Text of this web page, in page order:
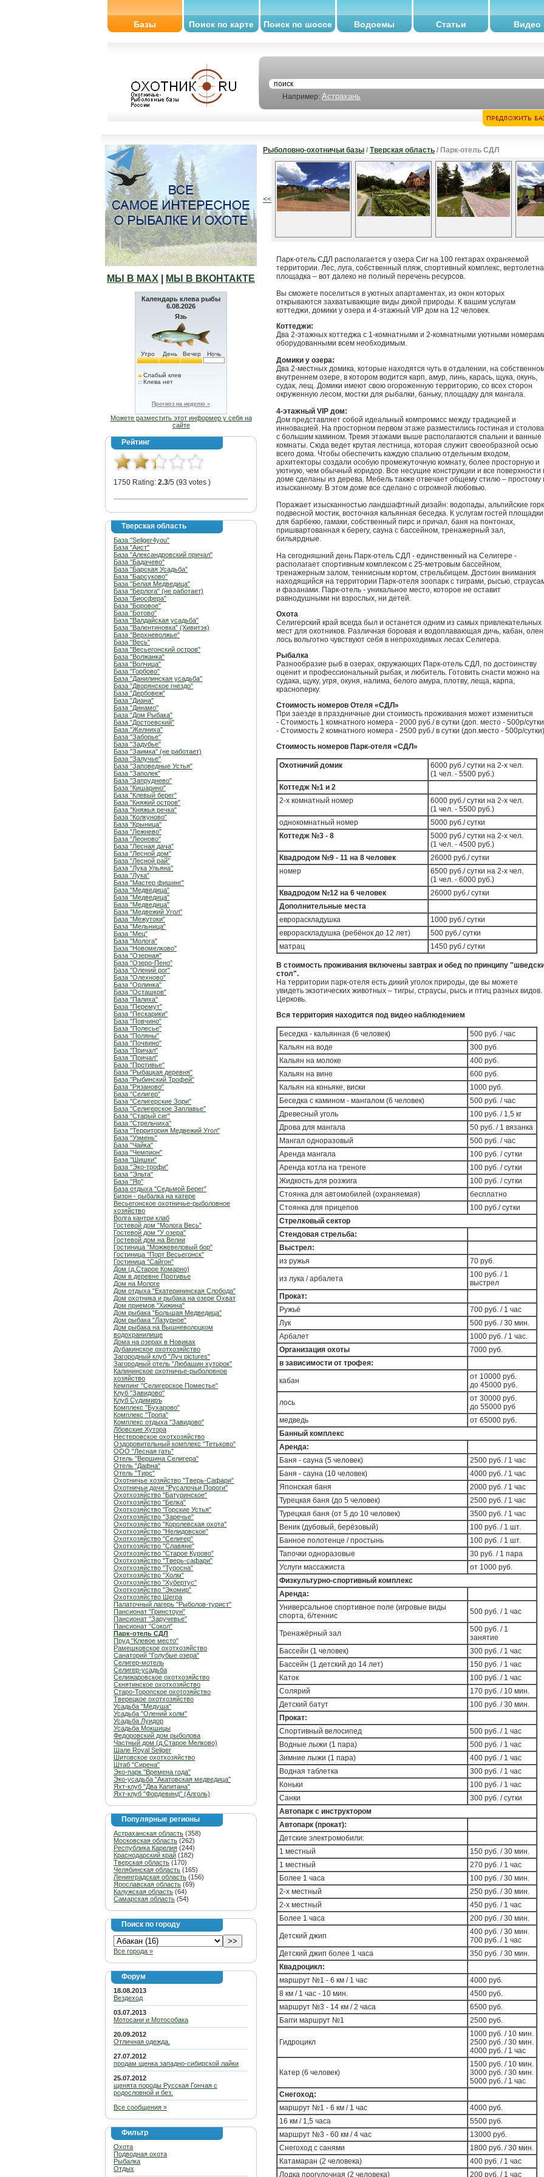
Базы Поиск по карте Поиск по шоссе Водоемы Статьи Видео
Например: Астрахань
МЫ В МАХ МЫ В ВКОНТАКТЕ
Календарь клева рыбы
6.08.2026
Язь
Утро День Вечер Ночь
Слабый клев
Клева нет
Прогноз на неделю »
Можете разместить этот информер у себя на
сайте
Рейтинг
1750 Rating: 2.3/5 (93 votes )
Тверская область
База "Seliger4you"
База "Аист"
База "Александровский причал"
База "Бадачево"
База "Барская Усадьба"
База "Барсуково"
База "Белая Медведица"
База "Берлога" (не работает)
База "Биосфера"
База "Боровое"
База "Ботово"
База "Валдайская усадьба"
База "Валентиновка" (Хивитэк)
База "Верхневолжье"
База "Весь"
База "Весьегонский остров"
База "Волжанка"
База "Волчица"
База "Горбово"
База "Данилинская усадьба"
База "Дворянское гнездо"
База "Дербовеж"
База "Диана"
База "Динамо"
База "Дом Рыбака"
База "Достоевский"
База "Желниха"
База "Заборье"
База "Задубье"
База "Заимка" (не работает)
База "Залучье"
База "Заповедные Устья"
База "Заполек"
База "Запруднево"
База "Кишарино"
База "Клевый берег"
База "Княжий остров"
База "Княжья речка"
База "Колкуново"
База "Крыница"
База "Лежнево"
База "Леоново"
База "Лесная дача"
База "Лесной дом"
База "Лесной рай"
База "Лука Ульяна"
База "Лука"
База "Мастер фишинг"
База "Медведица"
База "Медведица"
База "Медведица"
База "Медвежий Угол"
База "Межутоки"
База "Мельница"
База "Мец"
База "Молога"
База "Новомелково"
База "Озерная"
База "Озеро-Пено"
База "Олений рог"
База "Олехново"
База "Орлинка"
База "Осташков"
База "Палиха"
База "Перемут"
База "Пескарики"
База "Повчино"
База "Полесье"
База "Поляны"
База "Почвино"
База "Причал"
База "Причал"
База "Противье"
База "Рыбацкая деревня"
База "Рыбинский Трофей"
База "Рязаново"
База "Селигер"
База "Селигерские Зори"
База "Селигерское Заплавье"
База "Старый сиг"
База "Стрельчиха"
База "Территория Медвежий Угол"
База "Узмень"
База "Чайка"
База "Чемпион"
База "Шишки"
База "Эко-трофи"
База "Эльта"
База "Яр"
База отдыха "Седьмой Берег"
Бизон - рыбалка на катере
Весьегонское охотничье-рыболовное
хозяйство
Волга кантри клаб
Гостевой дом "Молога Весь"
Гостевой дом "У озера"
Гостевой дом на Велии
Гостиница "Можжевеловый бор"
Гостиница "Порт Весьегонск"
Гостиница "Сайгон"
Дом (д.Старое Комарно)
Дом в деревне Противье
Дом на Мологе
Дом отдыха "Екатерининская Слобода"
Дом охотника и рыбака на озере Охват
Дом приемов "Хижина"
Дом рыбака "Большая Медведица"
Дом рыбака "Лазурное"
Дом рыбака на Вышневолоцком
водохранилище
Дома на озерах в Новиках
Дубакинское охотхозяйство
Загородный клуб "Луч pictures"
Загородный отель "Любашин хуторок"
Калининское охотничье-рыболовное
хозяйство
Кемпинг "Селигерское Поместье"
Клуб "Завидово"
Клуб Судимиръ
Комплекс "Бухарово"
Комплекс "Тропа"
Комплекс отдыха "Завидово"
Лбовские Хутора
Нестеровское охотхозяйство
Оздоровительный комплекс "Тетьково"
ООО "Лесная гать"
Отель "Вершина Селигера"
Отель "Дафна"
Отель "Тирс"
Охотничье хозяйство "Тверь-Сафари"
Охотничьи дачи "Русалочьи Пороги"
Охотхозяйство "Батуринское"
Охотхозяйство "Белка"
Охотхозяйство "Горские Устья"
Охотхозяйство "Заречье"
Охотхозяйство "Королевская охота"
Охотхозяйство "Нелидовское"
Охотхозяйство "Селигер"
Охотхозяйство "Славяне"
Охотхозяйство "Старое Курово"
Охотхозяйство "Тверь-сафари"
Охотхозяйство "Туросна"
Охотхозяйство "Холм"
Охотхозяйство "Хубертус"
Охотхозяйство "Экомир"
Охотхозяйство Шегра
Палаточный лагерь "Рыболов-турист"
Пансионат "Гринстоун"
Пансионат "Заручевье"
Пансионат "Сокол"
Парк-отель СДЛ
Пруд "Клевое место"
Рамешковское охотхозяйство
Санаторий "Голубые озера"
Селигер-мотель
Селигер-усадьба
Селижаровское охотхозяйство
Скнятинское охотхозяйство
Старо-Торопское охотозяйство
Тверецкое охотхозяйство
Усадьба "Медуша"
Усадьба "Олений холм"
Усадьба Луидор
Усадьба Мокшицы
Федоровский дом рыболова
Частный дом (д.Старое Мелково)
Шале Royal Seliger
Шитовское охотхозяйство
Штаб "Сирена"
Эко-парк "Времена года"
Эко-усадьба "Акатовская медведица"
Яхт-клуб "Два Капитана"
Яхт-клуб "Фордевинд" (Алголь)
Популярные регионы
Астраханская область (358)
Московская область (262)
Республика Карелия (244)
Краснодарский край (182)
Тверская область (170)
Челябинская область (165)
Ленинградская область (156)
Ярославская область (69)
Калужская область (64)
Самарская область (54)
Поиск по городу
Все города »
Форум
18.08.2013
Вездеход
03.07.2013
Мотосани и Мотособака
20.09.2012
Отличная одежда.
27.07.2012
продам щенка западно-сибирской лайки
25.07.2012
щенята породы Русская Гончая с
родословной и без.
Все сообщения »
Фильтр
Охота
Подводная охота
Рыбалка
Отдых
Рыболовно-охотничьи базы / Тверская область / Парк-отель СДЛ
<<
Парк-отель СДЛ располагается у озера Сиг на 100 гектарах охраняемой
территории. Лес, луга, собственный пляж, спортивный комплекс,
площадка – вот далеко не полный перечень ресурсов.
Вы сможете поселиться в уютных апартаментах, из окон которых
открываются захватывающие виды дикой природы. К вашим услугам
коттеджи, домики у озера и 4-этажный VIP дом на 12 человек.
Коттеджи:
Два 2-этажных коттеджа с 1-комнатными и 2-комнатными уютными
оборудованными всем необходимым.
Домики у озера:
Два 2-местных домика, которые находятся чуть в отдалении, на
внутреннем озере, в котором водится карп, амур, линь, карась, щука, окунь,
судак, лещ. Домики имеют свою огороженную территорию, со всех сторон
окруженную лесом, мостки для рыбалки, баньку, площадку для мангала.
4-этажный VIP дом:
Дом представляет собой идеальный компромисс между традицией и
инновацией. На просторном первом этаже разместились гостиная и
с большим камином. Тремя этажами выше располагаются спальни и ванные
комнаты. Сюда ведет крутая лестница, которая служит своеобразной осью
всего дома. Чтобы обеспечить каждую спальню отдельным входом,
архитекторы создали особую промежуточную комнату, более просторную и
уютную, чем обычный коридор. Все несущие конструкции и все поверхности
доме сделаны из дерева. Мебель также отвечает общему стилю – простому
изысканному. В этом доме все сделано с огромной любовью.
Поражает изысканностью ландшафтный дизайн: водопады, альпийские
подвесной мостик, восточная кальянная беседка. К услугам гостей площадки
для барбекю, гамаки, собственный пирс и причал, баня на понтонах,
пришвартованная к берегу, сауна с бассейном, тренажерный зал,
бильярдные.
На сегодняшний день Парк-отель СДЛ - единственный на Селигере -
располагает спортивным комплексом с 25-метровым бассейном,
тренажерным залом, теннисным кортом, стрельбищем. Достоин внимания
находящийся на территории Парк-отеля зоопарк с тиграми, рысью,
и фазанами. Парк-отель - уникальное место, которое не оставит
равнодушными ни взрослых, ни детей.
Охота
Селигерский край всегда был и останется одним из самых привлекательных
мест для охотников. Различная боровая и водоплавающая дичь, кабан,
лось вольготно чувствуют себя в непроходимых лесах Селигера.
Рыбалка
Разнообразие рыб в озерах, окружающих Парк-отель СДЛ, по достоинству
оценит и профессиональный рыбак, и любитель. Готовить снасти можно на
судака, щуку, угря, окуня, налима, белого амура, плотву, леща, карпа,
красноперку.
Стоимость номеров Отеля «СДЛ»
При заезде в праздничные дни стоимость проживания может измениться
- Стоимость 1 комнатного номера - 2000 руб./ в сутки (доп. место - 500р/
- Стоимость 2 комнатного номера - 2500 руб./ в сутки (доп.место - 500р/сутки)
Стоимость номеров Парк-отеля «СДЛ»
Охотничий домик
6000 руб./ сутки на 2-х чел.
(1 чел. - 5500 руб.)
Коттедж №1 и 2
2-х комнатный номер
6000 руб./ сутки на 2-х чел.
(1 чел. - 5500 руб.)
однокомнатный номер
5000 руб./ сутки
Коттедж №3 - 8
5000 руб./ сутки на 2-х чел.
(1 чел. - 4500 руб.)
Квадродом №9 - 11 на 8 человек
26000 руб./ сутки
номер
6500 руб./ сутки на 2-х чел.
(1 чел. - 6000 руб.)
Квадродом №12 на 6 человек
26000 руб./ сутки
Дополнительные места
еврораскладушка
1000 руб./ сутки
еврораскладушка (ребёнок до 12 лет)
500 руб./ сутки
матрац
1450 руб./ сутки
В стоимость проживания включены завтрак и обед по принципу
стол".
На территории парк-отеля есть дикий уголок природы, где вы можете
увидеть экзотических животных – тигры, страусы, рысь и птиц разных видов.
Церковь.
Вся территория находится под видео наблюдением
Беседка - кальянная (6 человек)
500 руб. / час
Кальян на воде
300 руб.
Кальян на молоке
400 руб.
Кальян на вине
600 руб.
Кальян на коньяке, виски
1000 руб.
Беседка с камином - мангалом (6 человек)
500 руб. / час
Древесный уголь
100 руб. / 1,5 кг
Дрова для мангала
50 руб. / 1 вязанка
Мангал одноразовый
500 руб. / час
Аренда мангала
100 руб. / сутки
Аренда котла на треноге
100 руб. / сутки
Жидкость для розжига
100 руб. / сутки
Стоянка для автомобилей (охраняемая)
бесплатно
Стоянка для прицепов
100 руб./ сутки
Стрелковый сектор
Стендовая стрельба:
Выстрел:
из ружья
70 руб.
из лука / арбалета
100 руб. / 1
выстрел
Прокат:
Ружьё
700 руб. / 1 час
Лук
500 руб. / 30 мин.
Арбалет
1000 руб. / 1 час.
Организация охоты
7000 руб.
в зависимости от трофея:
кабан
от 10000 руб.
до 45000 руб.
лось
от 30000 руб.
до 55000 руб
медведь
от 65000 руб.
Банный комплекс
Аренда:
Баня - сауна (5 человек)
2500 руб. / 1 час
Баня - сауна (10 человек)
4000 руб. / 1 час
Японская баня
2000 руб. / 1 час
Турецкая баня (до 5 человек)
2500 руб. / 1 час
Турецкая баня (от 5 до 10 человек)
3500 руб. / 1 час
Веник (дубовый, берёзовый)
100 руб. / 1 шт.
Банное полотенце / простынь
100 руб. / 1 шт.
Тапочки одноразовые
30 руб. / 1 пара
Услуги массажиста
от 1000 руб.
Физкультурно-спортивный комплекс
Аренда:
Универсальное спортивное поле (игровые виды
спорта, б/теннис
500 руб. / 1 час
Тренажёрный зал
500 руб. / 1
занятие
Бассейн (1 человек)
300 руб. / 1 час
Бассейн (1 детский до 14 лет)
150 руб. / 1 час
Каток
100 руб. / 1 час
Солярий
170 руб. / 10 мин.
Детский батут
100 руб. / 30 мин.
Прокат:
Спортивный велосипед
500 руб. / 1 час
Водные лыжи (1 пара)
500 руб. / 1 час
Зимние лыжи (1 пара)
400 руб. / 1 час
Водная таблетка
300 руб. / 1 час
Коньки
100 руб. / 1 час
Санки
300 руб. / сутки
Автопарк с инструктором
Автопарк (прокат):
Детские электромобили:
1 местный
150 руб. / 30 мин.
1 местный
270 руб. / 1 час
Более 1 часа
100 руб. / 30 мин.
2-х местный
250 руб. / 30 мин.
2-х местный
450 руб. / 1 час
Более 1 часа
200 руб. / 30 мин.
Детский джип
400 руб. / 30 мин.
700 руб. / 1 час
Детский джип более 1 часа
350 руб. / 30 мин.
Квадроцикл:
маршрут №1 - 6 км / 1 час
4000 руб.
8 км / 1 час - 10 мин.
4500 руб.
маршрут №3 - 14 км / 2 часа
6500 руб.
Багги маршрут №1
2500 руб.
Гидроцикл
1000 руб. / 10 мин.
2500 руб. / 30 мин.
4000 руб. / 1 час
Катер (6 человек)
1500 руб. / 10 мин.
3000 руб. / 30 мин.
5000 руб. / 1 час
Снегоход:
маршрут №1 - 6 км / 1 час
4000 руб.
16 км / 1,5 часа
5500 руб.
маршрут №3 - 60 км / 4 час
13000 руб.
Снегоход с санями
1800 руб. / 30 мин.
Катамаран (2 человека)
400 руб. / 1 час
Лодка прогулочная (2 человека)
200 руб. / 1 час